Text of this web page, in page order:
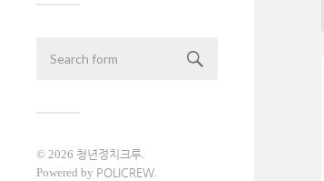
© 2026 청년정치크루.
Powered by POLICREW.